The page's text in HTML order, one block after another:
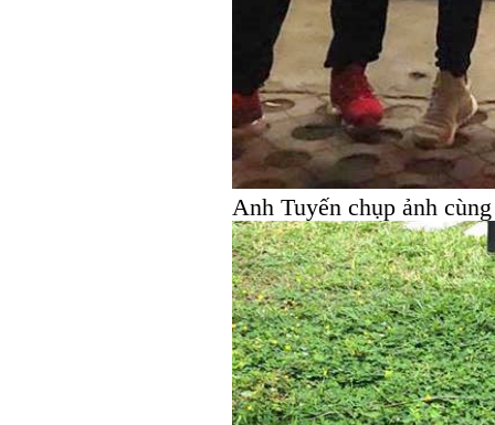
Anh Tuyến chụp ảnh